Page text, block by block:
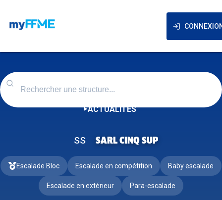
ACTUALITÉS
SS SARL CINQ SUP
Escalade Bloc Escalade en compétition Baby escalade
Escalade en extérieur Para-escalade